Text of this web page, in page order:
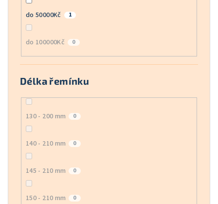
do 50000Kč 1
do 100000Kč 0
Délka řemínku
130 - 200 mm 0
140 - 210 mm 0
145 - 210 mm 0
150 - 210 mm 0